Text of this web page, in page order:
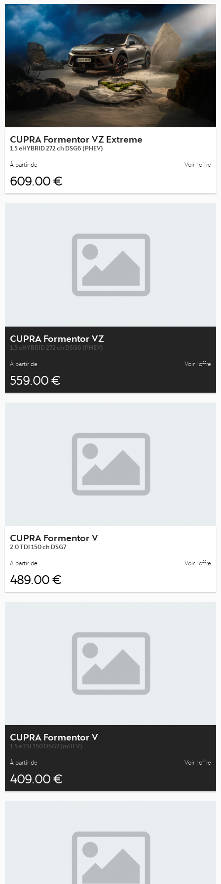
CUPRA Formentor VZ Extreme
1.5 eHYBRID 272 ch DSG6 (PHEV)
À partir de
609.00 €
Voir l’offre
CUPRA Formentor VZ
1.5 eHYBRID 272 ch DSG6 (PHEV)
À partir de
559.00 €
Voir l’offre
CUPRA Formentor V
2.0 TDI 150 ch DSG7
À partir de
489.00 €
Voir l’offre
CUPRA Formentor V
1.5 eTSI 150 DSG7 (mHEV)
À partir de
409.00 €
Voir l’offre